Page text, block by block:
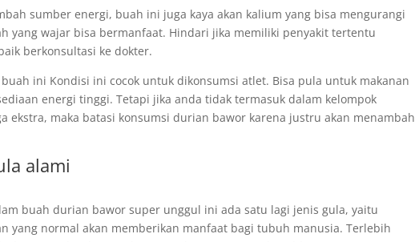
sumber energi, buah ini juga kaya akan kalium yang bisa mengurangi
yang wajar bisa bermanfaat. Hindari jika memiliki penyakit tertentu
berkonsultasi ke dokter.
ini Kondisi ini cocok untuk dikonsumsi atlet. Bisa pula untuk makanan
energi tinggi. Tetapi jika anda tidak termasuk dalam kelompok
ekstra, maka batasi konsumsi durian bawor karena justru akan menambah
alami
buah durian bawor super unggul ini ada satu lagi jenis gula, yaitu
yang normal akan memberikan manfaat bagi tubuh manusia. Terlebih